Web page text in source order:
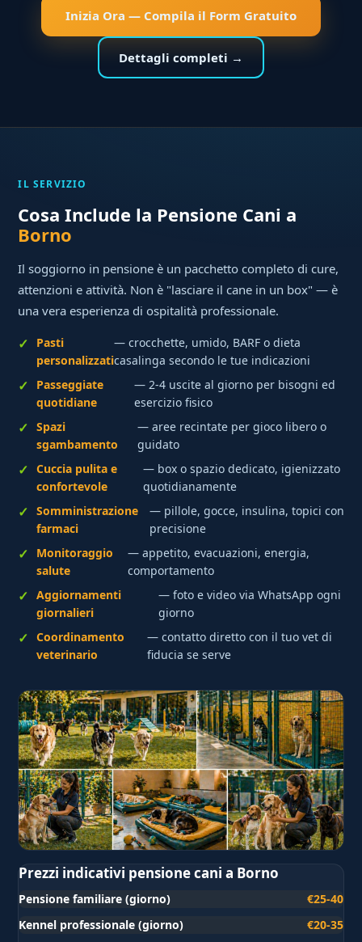
Inizia Ora — Compila il Form Gratuito
Dettagli completi →
IL SERVIZIO
Cosa Include la Pensione Cani a
Borno
Il soggiorno in pensione è un pacchetto completo di cure,
attenzioni e attività. Non è "lasciare il cane in un box" — è
una vera esperienza di ospitalità professionale.
Pasti
personalizzati
— crocchette, umido, BARF o dieta
casalinga secondo le tue indicazioni
Passeggiate
quotidiane
— 2-4 uscite al giorno per bisogni ed
esercizio fisico
Spazi
sgambamento
— aree recintate per gioco libero o
guidato
Cuccia pulita e
confortevole
— box o spazio dedicato, igienizzato
quotidianamente
Somministrazione
farmaci
— pillole, gocce, insulina, topici con
precisione
Monitoraggio
salute
— appetito, evacuazioni, energia,
comportamento
Aggiornamenti
giornalieri
— foto e video via WhatsApp ogni
giorno
Coordinamento
veterinario
— contatto diretto con il tuo vet di
fiducia se serve
Prezzi indicativi pensione cani a Borno
Pensione familiare (giorno)
€25-40
Kennel professionale (giorno)
€20-35